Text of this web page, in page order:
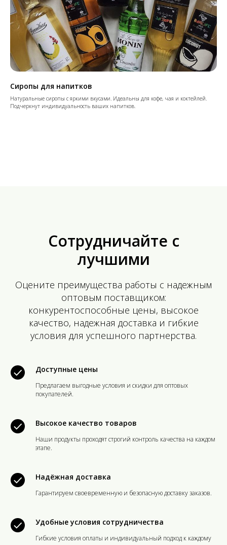
Сиропы для напитков
Натуральные сиропы с яркими вкусами. Идеальны для кофе, чая и коктейлей.
Подчеркнут индивидуальность ваших напитков.
Сотрудничайте с
лучшими
Оцените преимущества работы с надежным
оптовым поставщиком:
конкурентоспособные цены, высокое
качество, надежная доставка и гибкие
условия для успешного партнерства.
Доступные цены
Предлагаем выгодные условия и скидки для оптовых
покупателей.
Высокое качество товаров
Наши продукты проходят строгий контроль качества на каждом
этапе.
Надёжная доставка
Гарантируем своевременную и безопасную доставку заказов.
Удобные условия сотрудничества
Гибкие условия оплаты и индивидуальный подход к каждому